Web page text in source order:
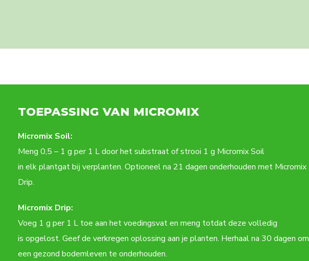
TOEPASSING VAN MICROMIX
Micromix Soil:
Meng 0,5 – 1 g per 1 L door het substraat of strooi 1 g Micromix Soil
in elk plantgat bij verplanten. Optioneel na 21 dagen onderhouden met Micromix
Drip.
Micromix Drip:
Voeg 1 g per 1 L toe aan het voedingsvat en meng totdat deze volledig
is opgelost. Geef de verkregen oplossing aan je planten. Herhaal na 30 dagen om
een gezond bodemleven te onderhouden.